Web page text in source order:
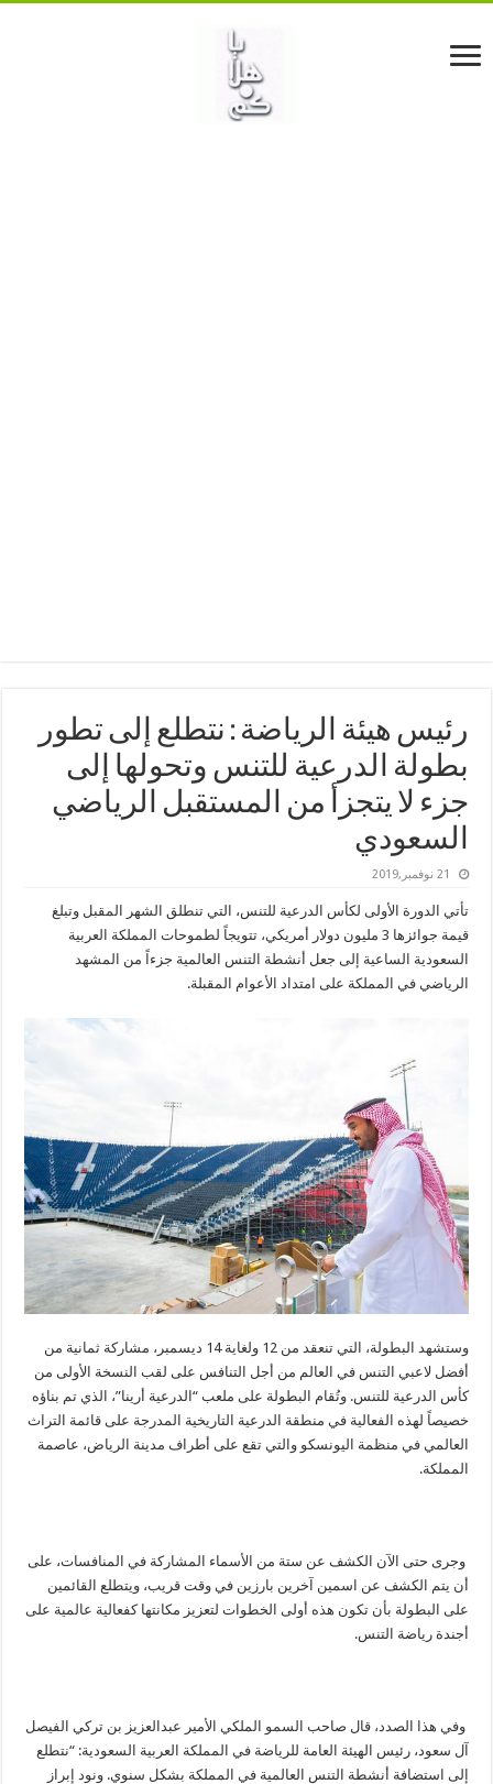
رئيس هيئة الرياضة : نتطلع إلى تطور
بطولة الدرعية للتنس وتحولها إلى
جزء لا يتجزأ من المستقبل الرياضي
السعودي
21 نوفمبر,2019
تأتي الدورة الأولى لكأس الدرعية للتنس، التي تنطلق الشهر المقبل وتبلغ
قيمة جوائزها 3 مليون دولار أمريكي، تتويجاً لطموحات المملكة العربية
السعودية الساعية إلى جعل أنشطة التنس العالمية جزءاً من المشهد
الرياضي في المملكة على امتداد الأعوام المقبلة.
وستشهد البطولة، التي تنعقد من 12 ولغاية 14 ديسمبر، مشاركة ثمانية من
أفضل لاعبي التنس في العالم من أجل التنافس على لقب النسخة الأولى من
كأس الدرعية للتنس. وتُقام البطولة على ملعب “الدرعية أرينا”، الذي تم بناؤه
خصيصاً لهذه الفعالية في منطقة الدرعية التاريخية المدرجة على قائمة التراث
العالمي في منظمة اليونسكو والتي تقع على أطراف مدينة الرياض، عاصمة
المملكة.
وجرى حتى الآن الكشف عن ستة من الأسماء المشاركة في المنافسات، على
أن يتم الكشف عن اسمين آخرين بارزين في وقت قريب، ويتطلع القائمين
على البطولة بأن تكون هذه أولى الخطوات لتعزيز مكانتها كفعالية عالمية على
أجندة رياضة التنس.
وفي هذا الصدد، قال صاحب السمو الملكي الأمير عبدالعزيز بن تركي الفيصل
آل سعود، رئيس الهيئة العامة للرياضة في المملكة العربية السعودية: “نتطلع
إلى استضافة أنشطة التنس العالمية في المملكة بشكل سنوي. ونود إبراز